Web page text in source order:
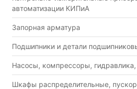
автоматизации КИПиА
Запорная арматура
Подшипники и детали
Насосы, компрессоры, гидравлика,
Шкафы распределительные,